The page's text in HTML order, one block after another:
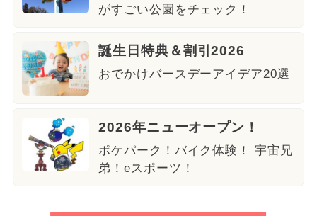
がすごい公園をチェック！
誕生日特典＆割引2026
おでかけバースデーアイデア20選
2026年ニューオープン！
ポケパーク！バイク体験！ 宇宙兄
弟！eスポーツ！